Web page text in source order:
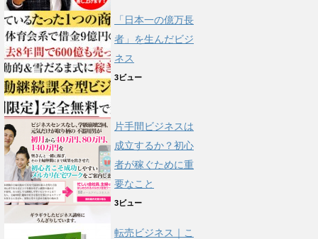
「日本一の億万長
者」を生んだビジ
ネス
3ビュー
片手間ビジネスは
成立するか？初心
者が稼ぐために重
要なこと
3ビュー
転売ビジネス｜こ